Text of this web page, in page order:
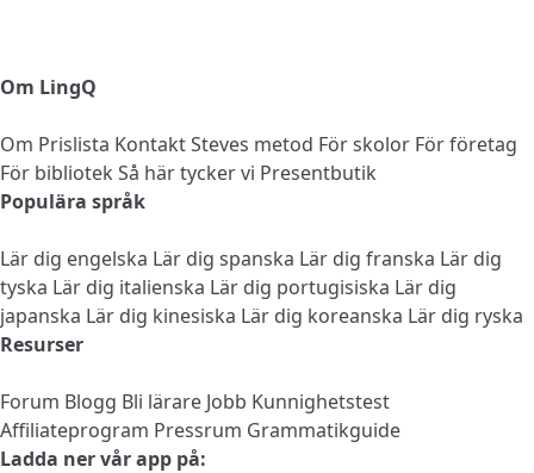
Om LingQ
Om Prislista KontaktSteves metod För skolor För företag
För bibliotek Så här tycker vi Presentbutik
Populära språk
Lär dig engelska Lär dig spanska Lär dig franska Lär dig
tyska Lär dig italienska Lär dig portugisiska Lär dig
japanska Lär dig kinesiska Lär dig koreanska Lär dig ryska
Resurser
Forum Blogg Bli lärare Jobb Kunnighetstest
Affiliateprogram Pressrum Grammatikguide
Ladda ner vår app på: